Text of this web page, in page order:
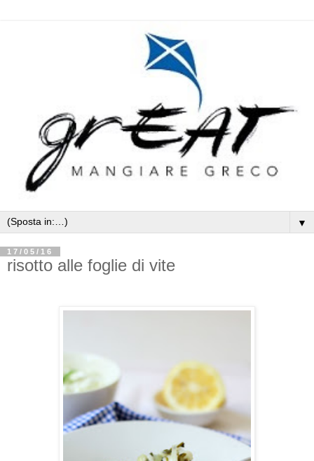
▼
17/05/16
risotto alle foglie di vite